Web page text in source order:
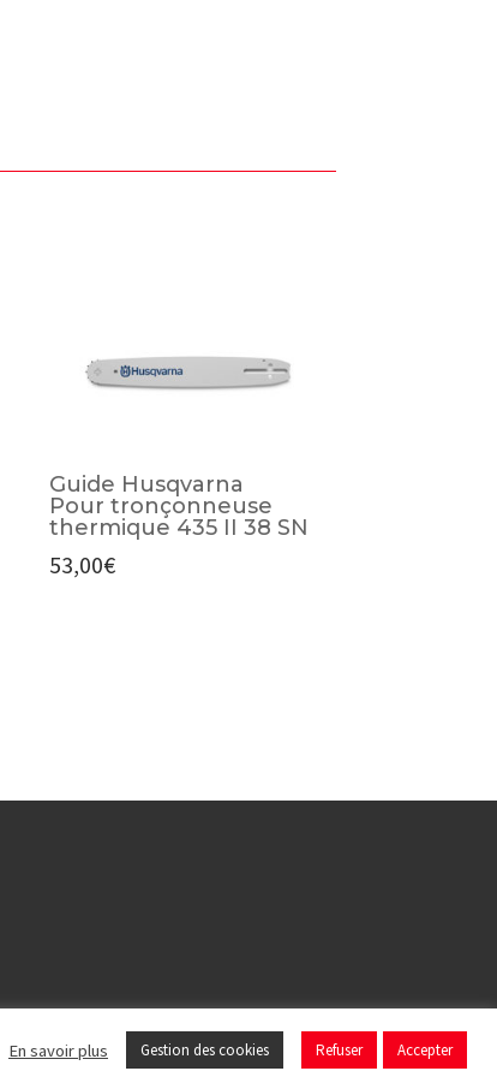
Guide Husqvarna
Pour tronçonneuse
thermique 435 II 38 SN
53,00€
En savoir plus Gestion des cookies Refuser Accepter